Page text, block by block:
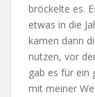
bröckelte es.
etwas in die
kamen dann
nutzen, vor
gab es für ein
mit meiner